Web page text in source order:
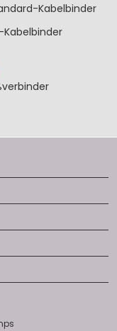
Kabelbinder
Kabelbinder